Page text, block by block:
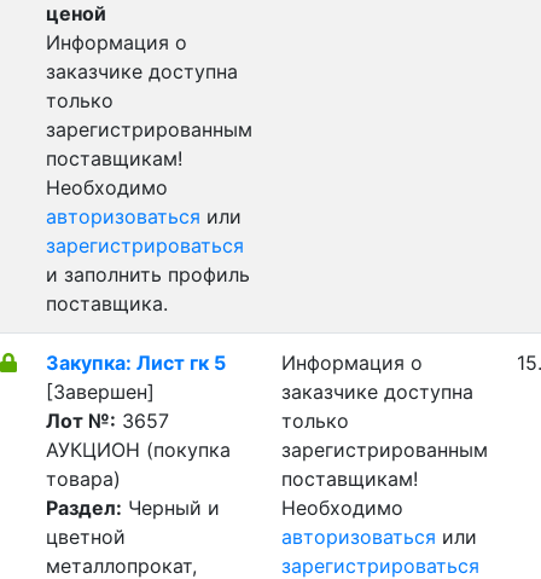
ценой
Информация о
заказчике доступна
только
зарегистрированным
поставщикам!
Необходимо
авторизоваться или
зарегистрироваться
и заполнить профиль
поставщика.
Закупка: Лист гк 5
[Завершен]
Лот №: 3657
АУКЦИОН (покупка
товара)
Раздел: Черный и
цветной
металлопрокат,
Информация о
заказчике доступна
только
зарегистрированным
поставщикам!
Необходимо
авторизоваться или
зарегистрироваться